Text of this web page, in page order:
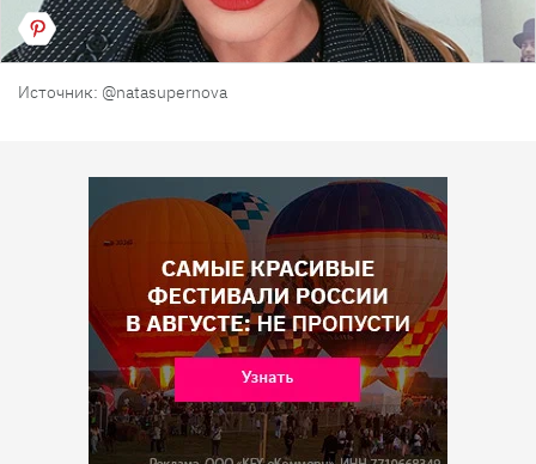
Источник: @natasupernova